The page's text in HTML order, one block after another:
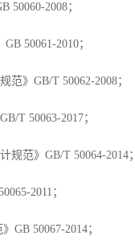
50060-2008；
50061-2010；
》GB/T 50062-2008；
T 50063-2017；
范》GB/T 50064-2014；
2011；
GB 50067-2014；